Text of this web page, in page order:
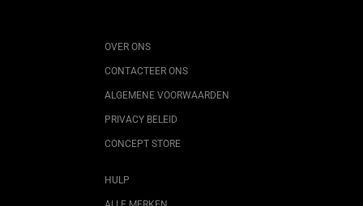
OVER ONS
CONTACTEER ONS
ALGEMENE VOORWAARDEN
PRIVACY BELEID
CONCEPT STORE
HULP